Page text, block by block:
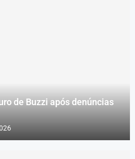
de Buzzi após denúncias